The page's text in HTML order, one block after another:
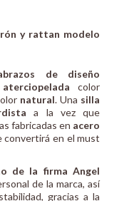
y rattan modelo
de diseño
color
natural. Una silla
a la vez que
fabricadas en acero
convertirá en el must
de la firma Angel
de la marca, así
gracias a la